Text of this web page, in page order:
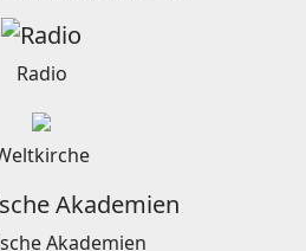
Radio
Akademien